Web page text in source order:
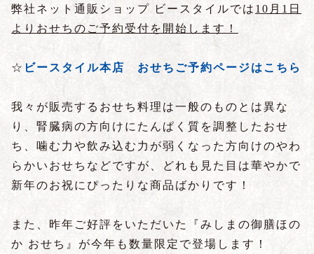
弊社ネット通販ショップ ビースタイルでは 10月1日
よりおせちのご予約受付を開始します！
☆ ビースタイル本店 おせちご予約ページはこちら
我々が販売するおせち料理は一般のものとは異な
り、腎臓病の方向けにたんぱく質を調整したおせ
ち、噛む力や飲み込む力が弱くなった方向けのやわ
らかいおせちなどですが、どれも見た目は華やかで
新年のお祝にぴったりな商品ばかりです！
また、昨年ご好評をいただいた『みしまの御膳ほの
か おせち』が今年も数量限定で登場します！